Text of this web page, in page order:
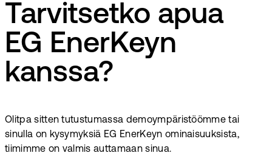
Tarvitsetko apua
EG EnerKeyn
kanssa?
Olitpa sitten tutustumassa demoympäristöömme tai
sinulla on kysymyksiä EG EnerKeyn ominaisuuksista,
tiimimme on valmis auttamaan sinua.